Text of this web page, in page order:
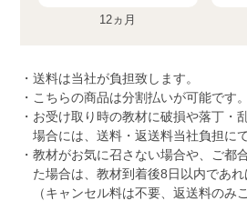
12ヵ月
送料は当社が負担致します。
こちらの商品は分割払いが可能です。
お受け取り時の教材に破損や落丁・
場合には、送料・返送料当社負担に
教材がお気に召さない場合や、ご都
た場合は、教材到着後8日以内であ
（キャンセル料は不要、返送料のみ